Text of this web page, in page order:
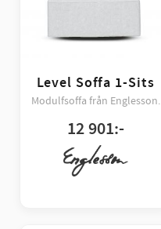
Level Soffa 1-Sits
Modulfsoffa från Englesson.
12 901:-